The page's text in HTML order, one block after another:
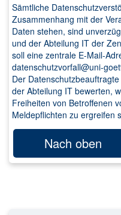
Sämtliche
Zusammenhang mit der
Daten stehen, sind
und der Abteilung IT der
soll eine zentrale E-Mail-
datenschutzvorfall@uni-
Der
der Abteilung IT bewerten,
Freiheiten von Betroffenen
Meldepflichten zu ergreifen
Nach oben